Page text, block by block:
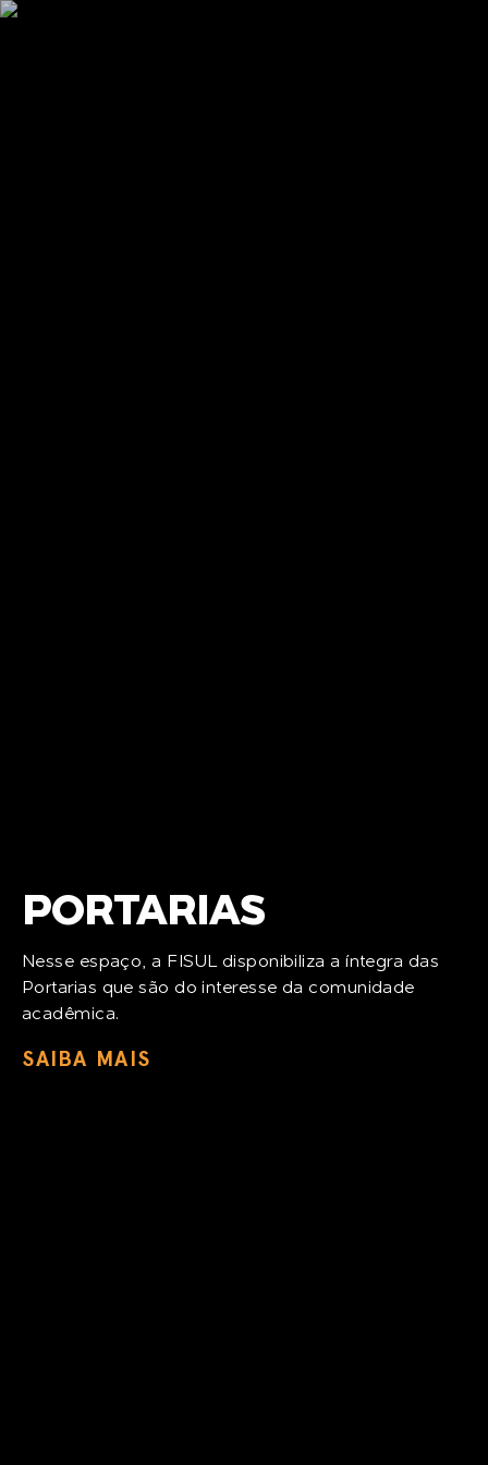
PORTARIAS
Nesse espaço, a FISUL disponibiliza a íntegra das
Portarias que são do interesse da comunidade
acadêmica.
SAIBA MAIS